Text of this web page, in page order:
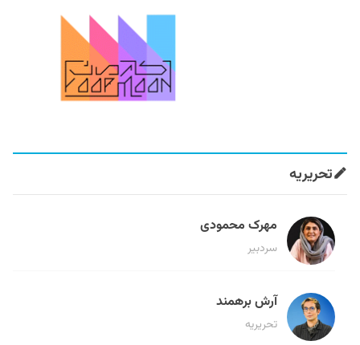
تحریریه
مهرک محمودی
سردبیر
آرش برهمند
تحریریه